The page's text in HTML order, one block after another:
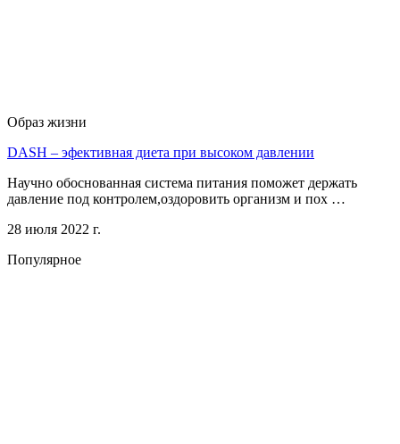
Образ жизни
DASH – эфективная диета при высоком давлении
Научно обоснованная система питания поможет держать
давление под контролем,оздоровить организм и пох …
28 июля 2022 г.
Популярное